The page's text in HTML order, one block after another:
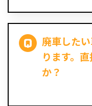
廃車した
ります。
か？